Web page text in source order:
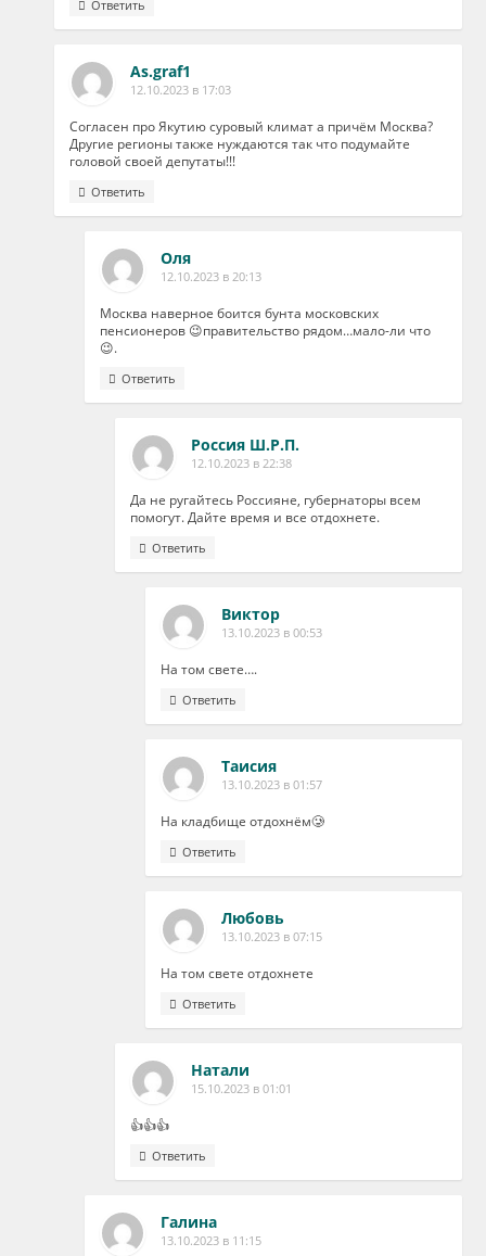
Ответить
As.graf1
12.10.2023 в 17:03
Согласен про Якутию суровый климат а причём Москва?
Другие регионы также нуждаются так что подумайте
головой своей депутаты!!!
Ответить
Оля
12.10.2023 в 20:13
Москва наверное боится бунта московских
пенсионеров 😉правительство рядом…мало-ли что
😉.
Ответить
Россия Ш.Р.П.
12.10.2023 в 22:38
Да не ругайтесь Россияне, губернаторы всем
помогут. Дайте время и все отдохнете.
Ответить
Виктор
13.10.2023 в 00:53
На том свете….
Ответить
Таисия
13.10.2023 в 01:57
На кладбище отдохнём🥲
Ответить
Любовь
13.10.2023 в 07:15
На том свете отдохнете
Ответить
Натали
15.10.2023 в 01:01
👍👍👍
Ответить
Галина
13.10.2023 в 11:15